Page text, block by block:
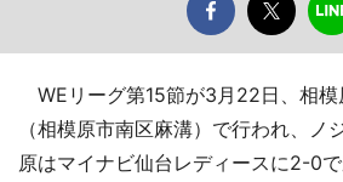
WEリーグ第15節が3月22日、相模
（相模原市南区麻溝）で行われ、ノ
原はマイナビ仙台レディースに2-0